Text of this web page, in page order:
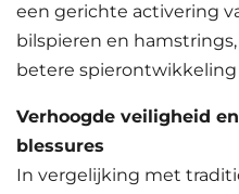
een gerichte activering
bilspieren en
betere
Verhoogde veiligheid
blessures
In vergelijking met